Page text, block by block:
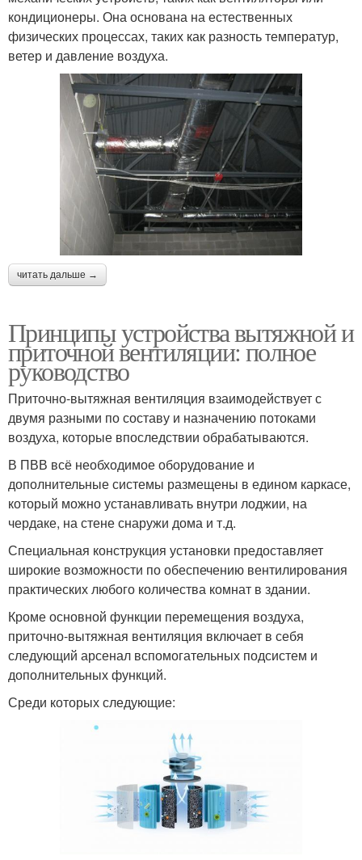
кондиционеры. Она основана на естественных
физических процессах, таких как разность температур,
ветер и давление воздуха.
читать дальше →
Принципы устройства вытяжной и
приточной вентиляции: полное
руководство
Приточно-вытяжная вентиляция взаимодействует с
двумя разными по составу и назначению потоками
воздуха, которые впоследствии обрабатываются.
В ПВВ всё необходимое оборудование и
дополнительные системы размещены в едином каркасе,
который можно устанавливать внутри лоджии, на
чердаке, на стене снаружи дома и т.д.
Специальная конструкция установки предоставляет
широкие возможности по обеспечению вентилирования
практических любого количества комнат в здании.
Кроме основной функции перемещения воздуха,
приточно-вытяжная вентиляция включает в себя
следующий арсенал вспомогательных подсистем и
дополнительных функций.
Среди которых следующие: